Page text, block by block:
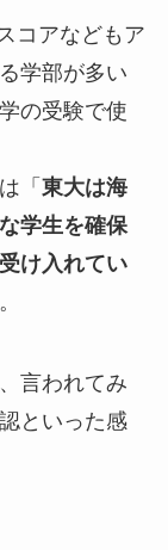
コアなどもア
学部が多い
の受験で使
「 東大は海
学生を確保
け入れてい
言われてみ
といった感